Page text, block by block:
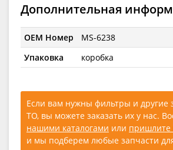
Дополнительная
OEM Номер
MS-6238
Упаковка
коробка
Если вам нужны фильтры и другие
ТО, вы можете заказать их у нас.
нашими каталогами или пришлите
и мы подберем любые запчасти